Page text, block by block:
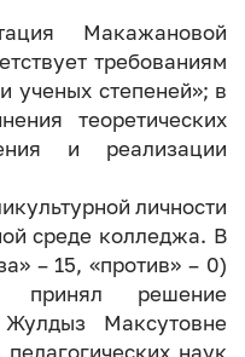
Макажановой
требованиям
ученых степеней»; в
теоретических
и реализации
личности
среде колледжа. В
– 15, «против» – 0)
принял решение
Максутовне